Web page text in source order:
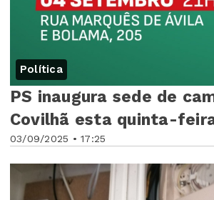
Política
03/09/2025 • 17:25
PS inaugura sede de
Covilhã esta quinta-